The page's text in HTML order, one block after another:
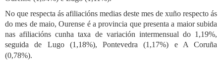
No que respecta ás afiliacións medias deste mes de xuño respecto ás
do mes de maio, Ourense é a provincia que presenta a maior subida
nas afiliacións cunha taxa de variación intermensual do 1,19%,
seguida de Lugo (1,18%), Pontevedra (1,17%) e A Coruña
(0,78%).